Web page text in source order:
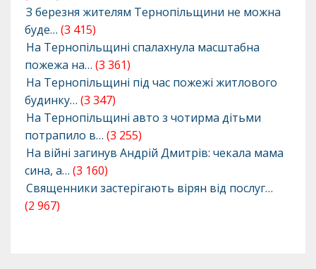
З березня жителям Тернопільщини не можна
буде… (3 415)
На Тернопільщині спалахнула масштабна
пожежа на… (3 361)
На Тернопільщині під час пожежі житлового
будинку… (3 347)
На Тернопільщині авто з чотирма дітьми
потрапило в… (3 255)
На війні загинув Андрій Дмитрів: чекала мама
сина, а… (3 160)
Священники застерігають вірян від послуг…
(2 967)